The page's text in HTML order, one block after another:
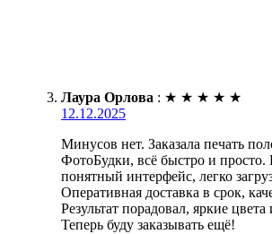
Лаура Орлова : ★ ★ ★ ★ ★
12.12.2025
Минусов нет. Заказала печать
ФотоБудки, всё быстро и просто.
понятный интерфейс, легко
Оперативная доставка в срок,
Результат порадовал, яркие цвета
Теперь буду заказывать ещё!